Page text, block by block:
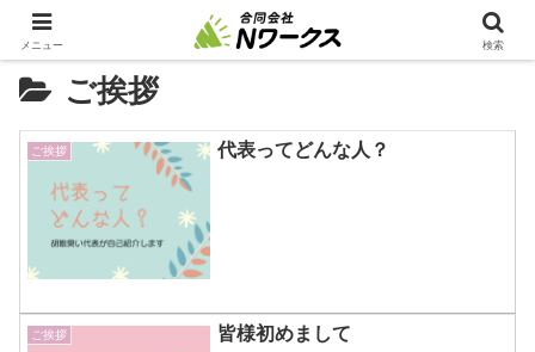
ご挨拶
ご挨拶 代表ってどんな人？
ご挨拶 皆様初めまして
メニュー 検索